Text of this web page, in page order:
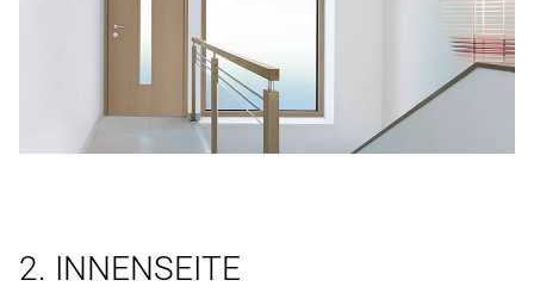
2. INNENSEITE